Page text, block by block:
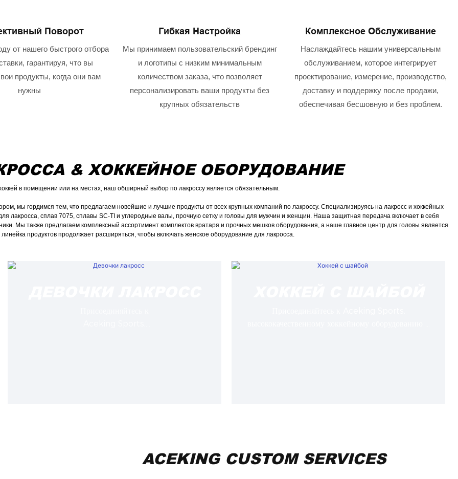
Поворот
от нашего быстрого отбора
гарантируя, что вы
продукты, когда они вам
нужны
Гибкая Настройка
Мы принимаем пользовательский брендинг
и логотипы с низким минимальным
количеством заказа, что позволяет
персонализировать ваши продукты без
крупных обязательств
Комплексное Обслуживание
Наслаждайтесь нашим универсальным
обслуживанием, которое интегрирует
проектирование, измерение, производство,
доставку и поддержку после продажи,
обеспечивая бесшовную и без проблем.
& ХОККЕЙНОЕ ОБОРУДОВАНИЕ
в помещении или на местах, наш обширный выбор по лакроссу является обязательным.
мы гордимся тем, что предлагаем новейшие и лучшие продукты от всех крупных компаний по лакроссу. Специализируясь на лакросс и хоккейных
лакросса, сплав 7075, сплавы SC-TI и углеродные валы, прочную сетку и головы для мужчин и женщин. Наша защитная передача включает в себя
Мы также предлагаем комплексный ассортимент комплектов вратаря и прочных мешков оборудования, а наше главное центр для головы является
продуктов продолжает расширяться, чтобы включать женское оборудование для лакросса.
ACEKING CUSTOM SERVICES